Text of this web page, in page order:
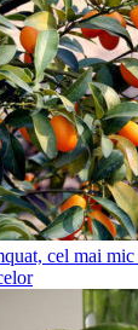
cel mai